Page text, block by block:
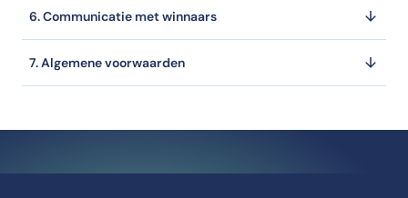
6. Communicatie met winnaars
7. Algemene voorwaarden